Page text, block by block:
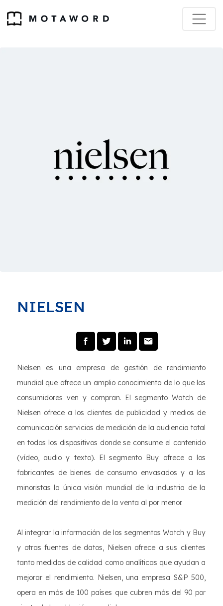
NIELSEN
Nielsen es una empresa de gestión de rendimiento
mundial que ofrece un amplio conocimiento de lo que los
consumidores ven y compran. El segmento Watch de
Nielsen ofrece a los clientes de publicidad y medios de
comunicación servicios de medición de la audiencia total
en todos los dispositivos donde se consume el contenido
(vídeo, audio y texto). El segmento Buy ofrece a los
fabricantes de bienes de consumo envasados y a los
minoristas la única visión mundial de la industria de la
medición del rendimiento de la venta al por menor.
Al integrar la información de los segmentos Watch y Buy
y otras fuentes de datos, Nielsen ofrece a sus clientes
tanto medidas de calidad como analíticas que ayudan a
mejorar el rendimiento. Nielsen, una empresa S&P 500,
opera en más de 100 países que cubren más del 90 por